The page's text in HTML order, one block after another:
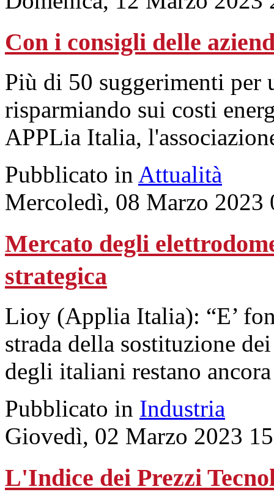
Con i consigli delle
Più di 50 suggerimenti per
risparmiando sui costi
APPLia Italia,
Pubblicato in Attualità
Mercoledì, 08 Marzo 2023
Mercato degli
strategica
Lioy (Applia Italia): “E’
strada della sostituzione
degli italiani restano
Pubblicato in Industria
Giovedì, 02 Marzo 2023
L'Indice dei Prezzi